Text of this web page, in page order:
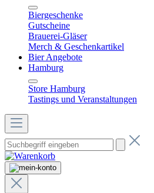
Biergeschenke
Gutscheine
Brauerei-Gläser
Merch & Geschenkartikel
Bier Angebote
Hamburg
Store Hamburg
Tastings und Veranstaltungen